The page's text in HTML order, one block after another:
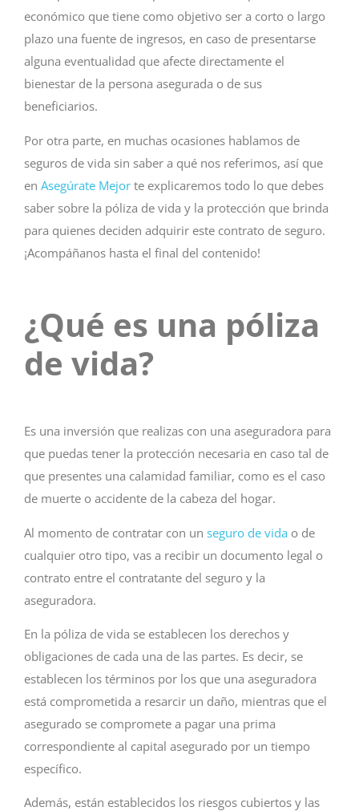
económico que tiene como objetivo ser a corto o largo
plazo una fuente de ingresos, en caso de presentarse
alguna eventualidad que afecte directamente el
bienestar de la persona asegurada o de sus
beneficiarios.
Por otra parte, en muchas ocasiones hablamos de
seguros de vida sin saber a qué nos referimos, así que
en Asegúrate Mejor te explicaremos todo lo que debes
saber sobre la póliza de vida y la protección que brinda
para quienes deciden adquirir este contrato de seguro.
¡Acompáñanos hasta el final del contenido!
¿Qué es una póliza
de vida?
Es una inversión que realizas con una aseguradora para
que puedas tener la protección necesaria en caso tal de
que presentes una calamidad familiar, como es el caso
de muerte o accidente de la cabeza del hogar.
Al momento de contratar con un seguro de vida o de
cualquier otro tipo, vas a recibir un documento legal o
contrato entre el contratante del seguro y la
aseguradora.
En la póliza de vida se establecen los derechos y
obligaciones de cada una de las partes. Es decir, se
establecen los términos por los que una aseguradora
está comprometida a resarcir un daño, mientras que el
asegurado se compromete a pagar una prima
correspondiente al capital asegurado por un tiempo
específico.
Además, están establecidos los riesgos cubiertos y las